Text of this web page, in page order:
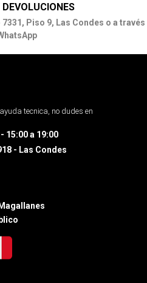
Piso 9, Las Condes o a través
tecnica, no dudes en
15:00 a 19:00
- Las Condes